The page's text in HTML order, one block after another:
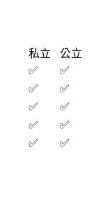
私立
公立
✅
✅
✅
✅
✅
✅
✅
✅
✅ ✅